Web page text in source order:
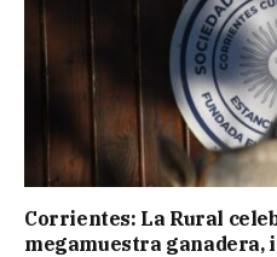
Corrientes: La Rural
megamuestra